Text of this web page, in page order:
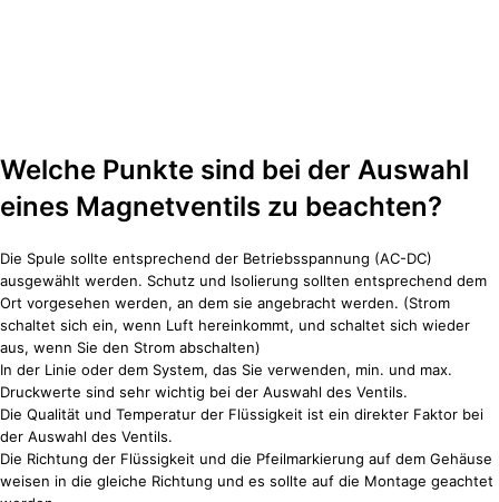
Welche Punkte sind bei der Auswahl
eines Magnetventils zu beachten?
Die Spule sollte entsprechend der Betriebsspannung (AC-DC)
ausgewählt werden. Schutz und Isolierung sollten entsprechend dem
Ort vorgesehen werden, an dem sie angebracht werden. (Strom
schaltet sich ein, wenn Luft hereinkommt, und schaltet sich wieder
aus, wenn Sie den Strom abschalten)
In der Linie oder dem System, das Sie verwenden, min. und max.
Druckwerte sind sehr wichtig bei der Auswahl des Ventils.
Die Qualität und Temperatur der Flüssigkeit ist ein direkter Faktor bei
der Auswahl des Ventils.
Die Richtung der Flüssigkeit und die Pfeilmarkierung auf dem Gehäuse
weisen in die gleiche Richtung und es sollte auf die Montage geachtet